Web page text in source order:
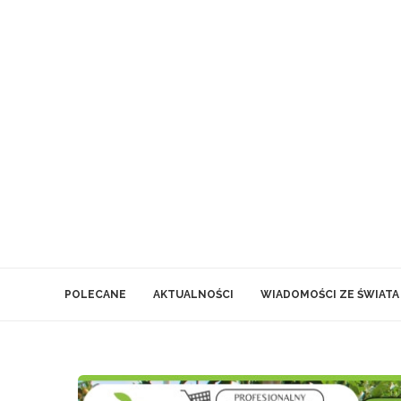
POLECANE AKTUALNOŚCI WIADOMOŚCI ZE ŚWIATA